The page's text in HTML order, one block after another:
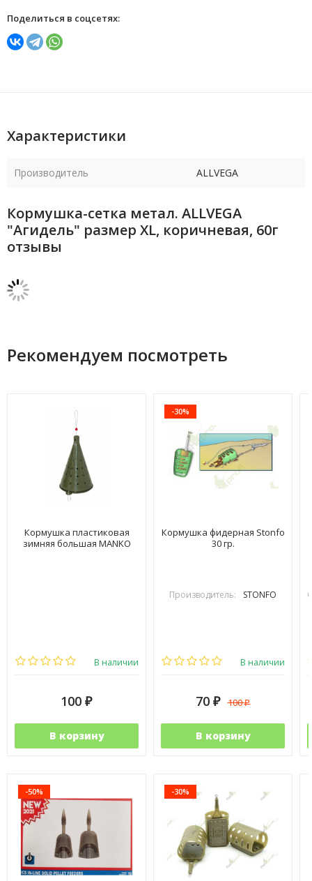
Поделиться в соцсетях:
Характеристики
Производитель ALLVEGA
Кормушка-сетка метал. ALLVEGA
"Агидель" размер XL, коричневая, 60г
отзывы
Рекомендуем посмотреть
Кормушка пластиковая
зимняя большая MANKO
В наличии
100 ₽
В корзину
-30%
Кормушка фидерная Stonfo
30 гр.
Производитель: STONFO
В наличии
70 ₽ 100₽
В корзину
-50% -30%